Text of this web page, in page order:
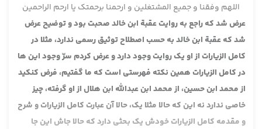
اللهم وفقنا و جمیع المشتغلین و ارحمنا برحمتک یا ارحم الراحمین
عرض شد که راجع به روایت عقبة ابن خالد صحبت بود و توضیح عرض
شد که عقبة ابن خالد به حسب اصطلاح توثیق رسمی ندارد، مثلا در
کامل الزیارات از او یک روایت وجود دارد و عرض کردم سرّ وجود این ها
در کامل الزیارات همین نکته فهرستی است که ما گفتیم، فرض کنکید
از محمد ابن حسین، از محمد ابن عبدالله ابن هلال از او گرفته، چیز
خاصی ندارد نه این که حالا مثلا یک، حالا آن عبارت کامل الزیارات و شرح
و مقدمه کامل الزیارات خودش یک بحثی دارد که حالا جاش این جا